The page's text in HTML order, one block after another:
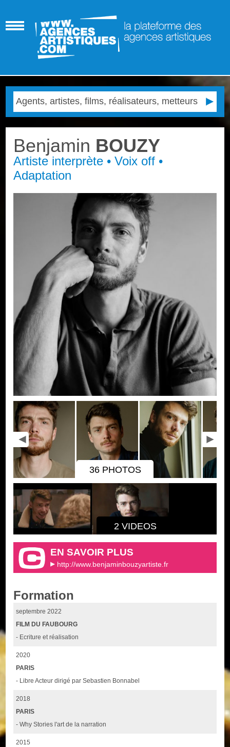
Benjamin BOUZY
Artiste interprète • Voix off •
Adaptation
36 PHOTOS
2 VIDEOS
EN SAVOIR PLUS
http://www.benjaminbouzyartiste.fr
Formation
septembre 2022
FILM DU FAUBOURG
- Ecriture et réalisation
2020
PARIS
- Libre Acteur dirigé par Sebastien Bonnabel
2018
PARIS
- Why Stories l'art de la narration
2015